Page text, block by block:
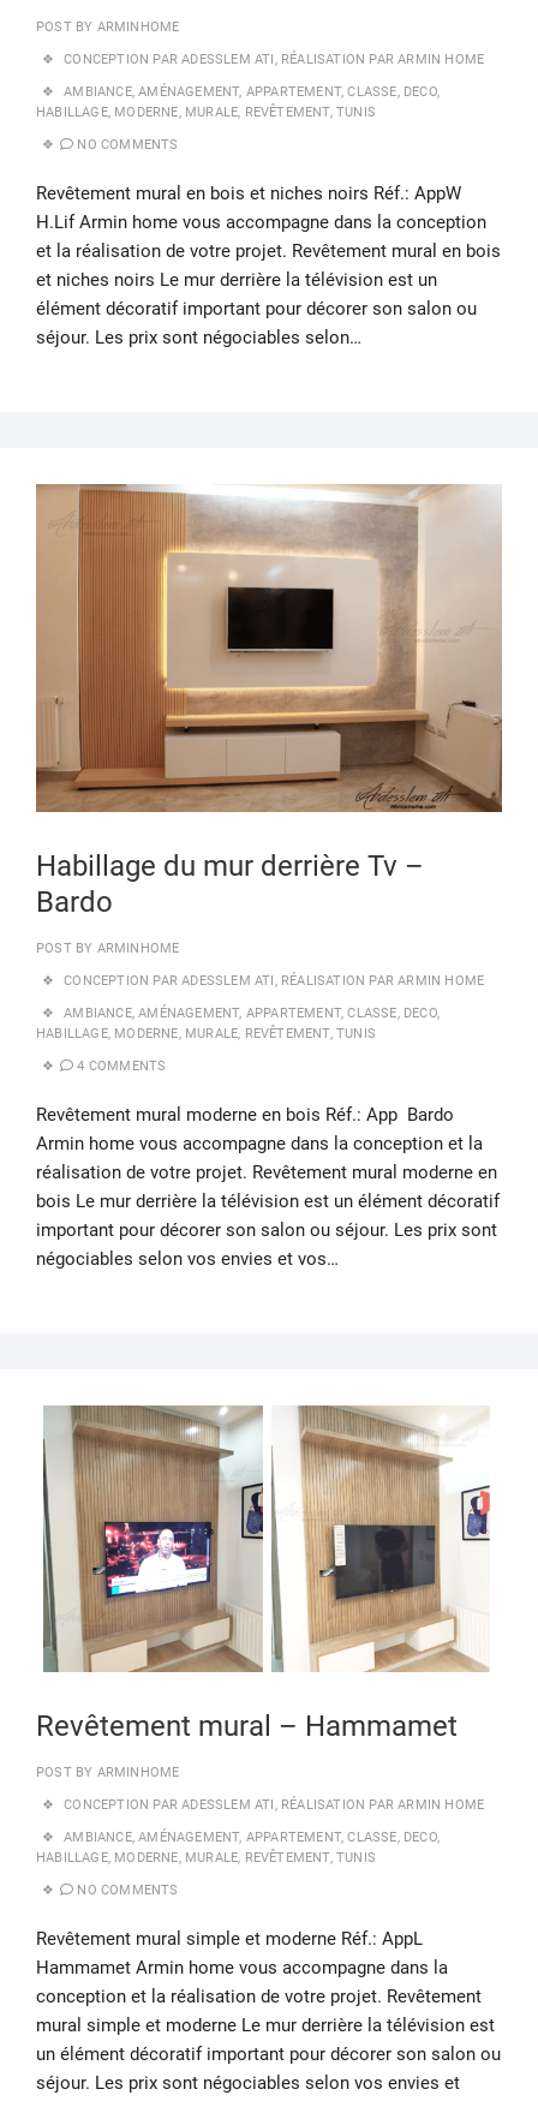
POST BY ARMINHOME
CONCEPTION PAR ADESSLEM ATI, RÉALISATION PAR ARMIN HOME
AMBIANCE,AMÉNAGEMENT, APPARTEMENT,CLASSE, DECO,
HABILLAGE, MODERNE, MURALE, REVÊTEMENT,TUNIS
NO COMMENTS
Revêtement mural en bois et niches noirs Réf.: AppW
H.Lif Armin home vous accompagne dans la conception
et la réalisation de votre projet. Revêtement mural en bois
et niches noirs Le mur derrière la télévision est un
élément décoratif important pour décorer son salon ou
séjour. Les prix sont négociables selon…
Habillage du mur derrière Tv –
Bardo
POST BY ARMINHOME
CONCEPTION PAR ADESSLEM ATI , RÉALISATION PAR ARMIN HOME
AMBIANCE,AMÉNAGEMENT, APPARTEMENT,CLASSE, DECO,
HABILLAGE, MODERNE, MURALE, REVÊTEMENT,TUNIS
4 COMMENTS
Revêtement mural moderne en bois Réf.: App Bardo
Armin home vous accompagne dans la conception et la
réalisation de votre projet. Revêtement mural moderne en
bois Le mur derrière la télévision est un élément décoratif
important pour décorer son salon ou séjour. Les prix sont
négociables selon vos envies et vos…
Revêtement mural – Hammamet
POST BY ARMINHOME
CONCEPTION PAR ADESSLEM ATI , RÉALISATION PAR ARMIN HOME
AMBIANCE,AMÉNAGEMENT, APPARTEMENT,CLASSE, DECO,
HABILLAGE, MODERNE, MURALE, REVÊTEMENT,TUNIS
NO COMMENTS
Revêtement mural simple et moderne Réf.: AppL
Hammamet Armin home vous accompagne dans la
conception et la réalisation de votre projet. Revêtement
mural simple et moderne Le mur derrière la télévision est
un élément décoratif important pour décorer son salon ou
séjour. Les prix sont négociables selon vos envies et